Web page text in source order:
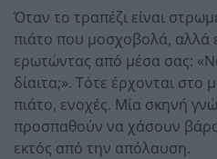
Όταν το τραπέζι είναι
πιάτο που μοσχοβολά, αλλά
ερωτώντας από μέσα σας:
δίαιτα;». Τότε έρχονται στο
πιάτο, ενοχές. Μία σκηνή
προσπαθούν να χάσουν
εκτός από την απόλαυση.